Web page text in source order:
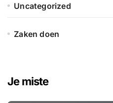
Uncategorized
Zaken doen
Je miste